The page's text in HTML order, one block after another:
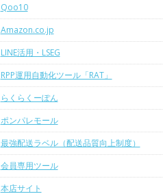
Qoo10
Amazon.co.jp
LINE活用・LSEG
RPP運用自動化ツール「RAT」
らくらくーぽん
ポンパレモール
最強配送ラベル（配送品質向上制度）
会員専用ツール
本店サイト